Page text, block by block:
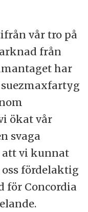
vår tro på
från
har
ökat vår
svaga
vi kunnat
fördelaktig
för Concordia